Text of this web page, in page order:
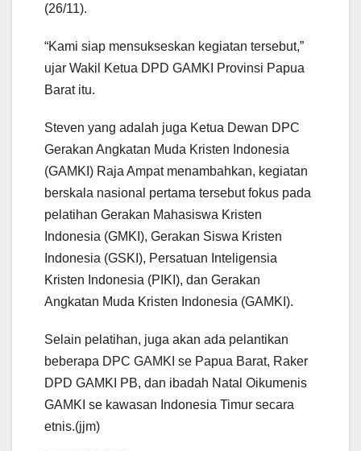
(26/11).
“Kami siap mensukseskan kegiatan tersebut,”
ujar Wakil Ketua DPD GAMKI Provinsi Papua
Barat itu.
Steven yang adalah juga Ketua Dewan DPC
Gerakan Angkatan Muda Kristen Indonesia
(GAMKI) Raja Ampat menambahkan, kegiatan
berskala nasional pertama tersebut fokus pada
pelatihan Gerakan Mahasiswa Kristen
Indonesia (GMKI), Gerakan Siswa Kristen
Indonesia (GSKI), Persatuan Inteligensia
Kristen Indonesia (PIKI), dan Gerakan
Angkatan Muda Kristen Indonesia (GAMKI).
Selain pelatihan, juga akan ada pelantikan
beberapa DPC GAMKI se Papua Barat, Raker
DPD GAMKI PB, dan ibadah Natal Oikumenis
GAMKI se kawasan Indonesia Timur secara
etnis.(jjm)